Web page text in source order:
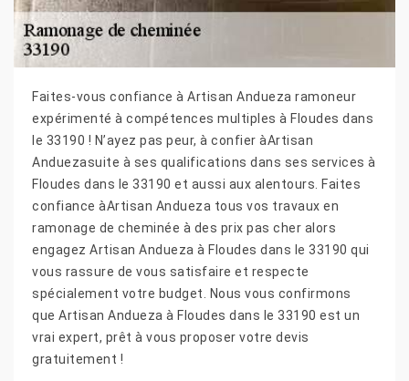
Faites-vous confiance à Artisan Andueza ramoneur
expérimenté à compétences multiples à Floudes dans
le 33190 ! N’ayez pas peur, à confier àArtisan
Anduezasuite à ses qualifications dans ses services à
Floudes dans le 33190 et aussi aux alentours. Faites
confiance àArtisan Andueza tous vos travaux en
ramonage de cheminée à des prix pas cher alors
engagez Artisan Andueza à Floudes dans le 33190 qui
vous rassure de vous satisfaire et respecte
spécialement votre budget. Nous vous confirmons
que Artisan Andueza à Floudes dans le 33190 est un
vrai expert, prêt à vous proposer votre devis
gratuitement !